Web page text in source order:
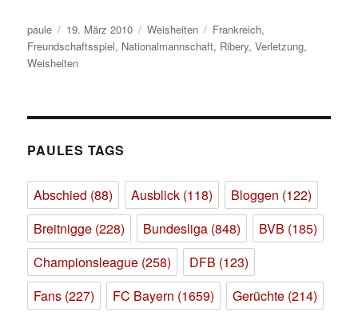
Autor
paule
Veröffentlicht
am
19. März 2010 Kategorien
Weisheiten Schlagwörter
Frankreich,
Freundschaftsspiel, Nationalmannschaft, Ribery,Verletzung,
Weisheiten
PAULES TAGS
Abschied (88) Ausblick (118) Bloggen (122)
Breitnigge (228) Bundesliga (848) BVB (185)
Championsleague (258) DFB (123)
Fans (227) FC Bayern (1659) Gerüchte (214)